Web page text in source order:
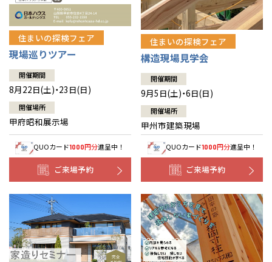
住まいの探検フェア
現場巡りツアー
開催期間
8月22日(土)・23日(日)
開催場所
甲府昭和展示場
QUOカード1000円分進呈中！
ご来場予約
住まいの探検フェア
構造現場見学会
開催期間
9月5日(土)・6日(日)
開催場所
甲州市建築現場
QUOカード1000円分進呈中！
ご来場予約